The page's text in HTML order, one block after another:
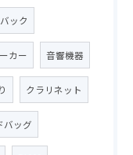
バック
カー 音響機器
クラリネット
バッグ